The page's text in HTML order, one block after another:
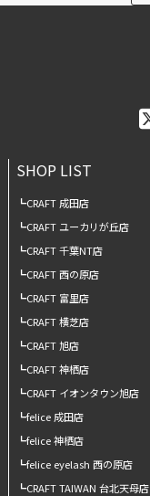
SHOP LIST
CRAFT 成田店
CRAFT ユーカリが丘店
CRAFT 千葉NT店
CRAFT 西の原店
CRAFT 富里店
CRAFT 横芝店
CRAFT 旭店
CRAFT 神栖店
CRAFT イオンタウン旭店
felice 成田店
felice 神栖店
felice eyelash 西の原店
CRAFT TAIWAN 台北天母店